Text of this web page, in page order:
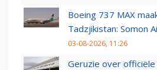
Boeing 737 MAX
Tadzjikistan: Somon
03-08-2026, 11:26
Geruzie over